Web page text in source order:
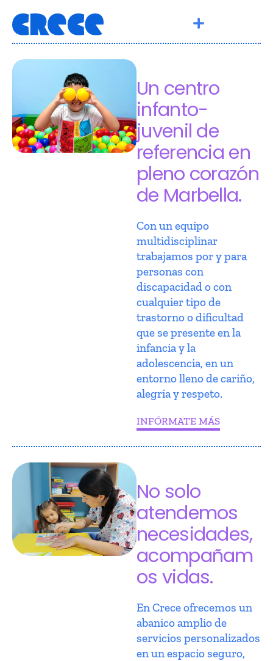
Un centro
infanto-
juvenil de
referencia en
pleno corazón
de Marbella.
Con un equipo
multidisciplinar
trabajamos por y para
personas con
discapacidad o con
cualquier tipo de
trastorno o dificultad
que se presente en la
infancia y la
adolescencia, en un
entorno lleno de cariño,
alegría y respeto.
INFÓRMATE MÁS
No solo
atendemos
necesidades,
acompañam
os vidas.
En Crece ofrecemos un
abanico amplio de
servicios personalizados
en un espacio seguro,